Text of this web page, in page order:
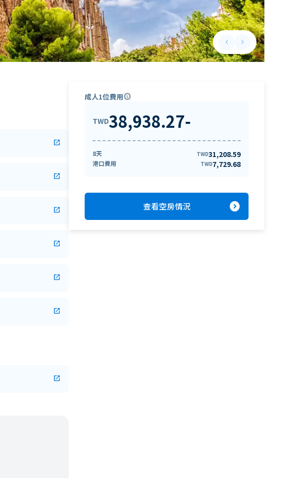
keyboard_arrow_leftPrevious slide
keyboard_arrow_rightNext slide
open_in_new
open_in_new
open_in_new
open_in_new
open_in_new
open_in_new
open_in_new
成人1位費用info
TWD38,938.27-
8天 TWD31,208.59
港口費用 TWD7,729.68
查看空房情況 expand_circle_right